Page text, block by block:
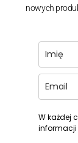
nowych
W każdej
informacji